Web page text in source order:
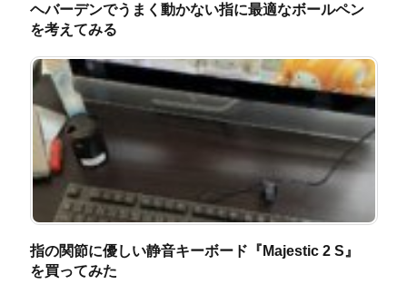
ヘバーデンでうまく動かない指に最適なボールペン
を考えてみる
指の関節に優しい静音キーボード『Majestic 2 S』
を買ってみた